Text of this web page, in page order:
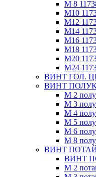
М 8
М10
М12
М14
М16
М18
М20
М24
ВИНТ ГОЛ.
ВИНТ
М 2
М 3
М 4
М 5
М 6
М 8
ВИНТ ПОТАЙ
ВИНТ
М 2